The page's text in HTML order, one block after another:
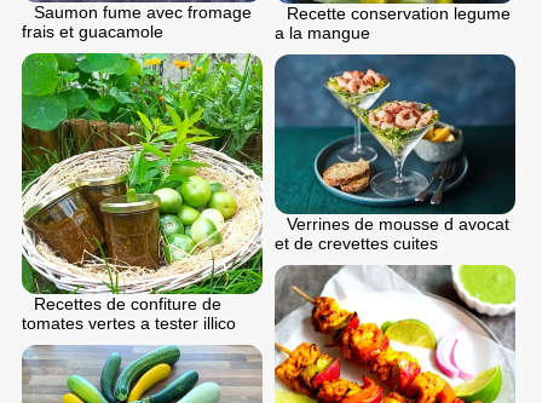
Saumon fume avec fromage
frais et guacamole
Recette conservation legume
a la mangue
Recettes de confiture de
tomates vertes a tester illico
Verrines de mousse d avocat
et de crevettes cuites